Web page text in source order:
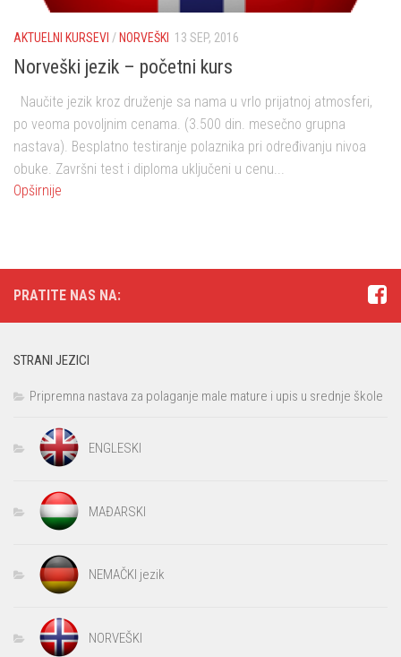
AKTUELNI KURSEVI / NORVEŠKI 13 SEP, 2016
Norveški jezik – početni kurs
Naučite jezik kroz druženje sa nama u vrlo prijatnoj atmosferi,
po veoma povoljnim cenama. (3.500 din. mesečno grupna
nastava). Besplatno testiranje polaznika pri određivanju nivoa
obuke. Završni test i diploma uključeni u cenu...
Opširnije
PRATITE NAS NA:
STRANI JEZICI
Pripremna nastava za polaganje male mature i upis u srednje škole
ENGLESKI
MAĐARSKI
NEMAČKI jezik
NORVEŠKI